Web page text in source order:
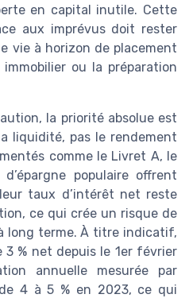
en capital inutile. Cette
aux imprévus doit rester
vie à horizon de placement
ou la préparation
la priorité absolue est
liquidité, pas le rendement
comme le Livret A, le
populaire offrent
taux d’intérêt net reste
ce qui crée un risque de
long terme. À titre indicatif,
% net depuis le 1er février
annuelle mesurée par
4 à 5 % en 2023, ce qui